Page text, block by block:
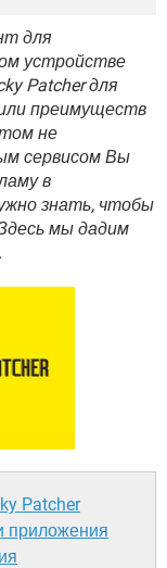
для
устройстве
Patcher для
преимуществ
не
сервисом Вы
в
знать, чтобы
мы дадим
Patcher
приложения